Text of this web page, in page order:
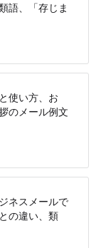
語、「存じま
使い方、お
のメール例文
ネスメールで
の違い、類